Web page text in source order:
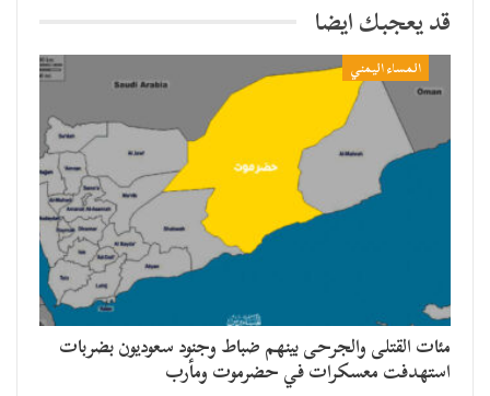
قد يعجبك ايضا
المساء اليمني
مئات القتلى والجرحى بينهم ضباط وجنود سعوديون بضربات
استهدفت معسكرات في حضرموت ومأرب